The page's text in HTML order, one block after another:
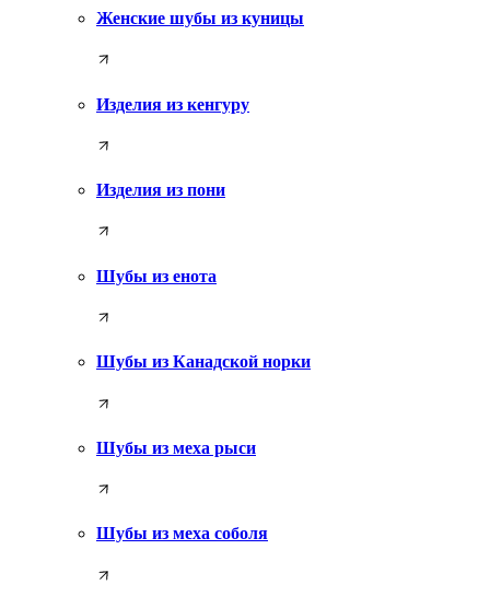
Женские шубы из куницы
Изделия из кенгуру
Изделия из пони
Шубы из енота
Шубы из Канадской норки
Шубы из меха рыси
Шубы из меха соболя